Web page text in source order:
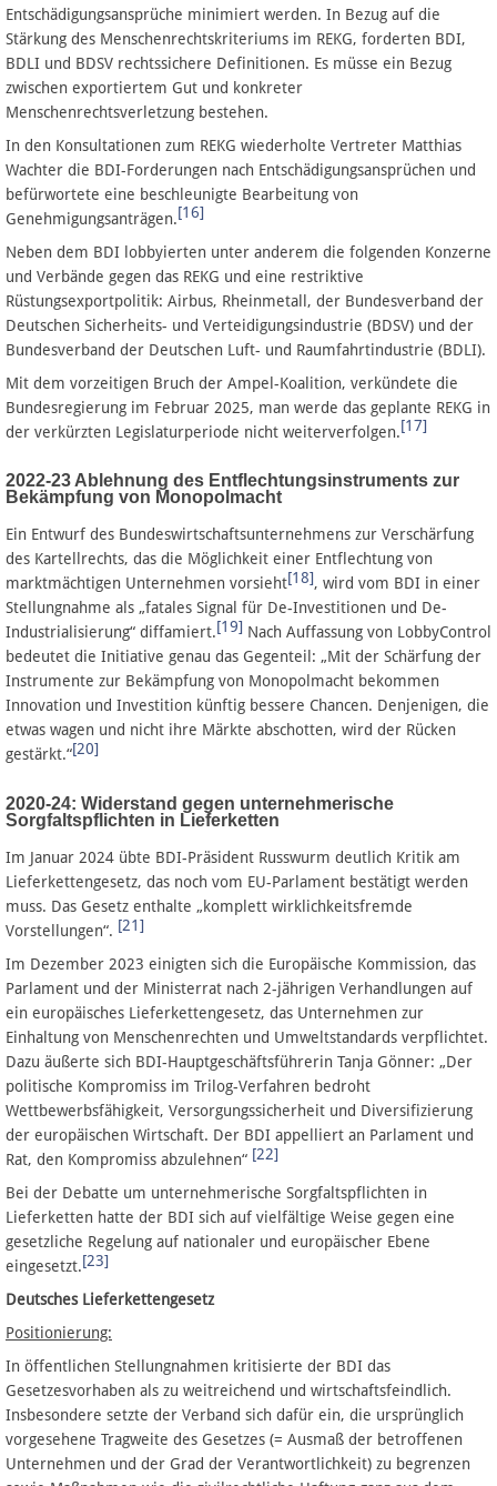
Entschädigungsansprüche minimiert werden. In Bezug auf die
Stärkung des Menschenrechtskriteriums im REKG, forderten BDI,
BDLI und BDSV rechtssichere Definitionen. Es müsse ein Bezug
zwischen exportiertem Gut und konkreter
Menschenrechtsverletzung bestehen.
In den Konsultationen zum REKG wiederholte Vertreter Matthias
Wachter die BDI-Forderungen nach Entschädigungsansprüchen und
befürwortete eine beschleunigte Bearbeitung von
Genehmigungsanträgen.[16]
Neben dem BDI lobbyierten unter anderem die folgenden Konzerne
und Verbände gegen das REKG und eine restriktive
Rüstungsexportpolitik: Airbus, Rheinmetall, der Bundesverband der
Deutschen Sicherheits- und Verteidigungsindustrie (BDSV) und der
Bundesverband der Deutschen Luft- und Raumfahrtindustrie (BDLI).
Mit dem vorzeitigen Bruch der Ampel-Koalition, verkündete die
Bundesregierung im Februar 2025, man werde das geplante REKG in
der verkürzten Legislaturperiode nicht weiterverfolgen.[17]
2022-23 Ablehnung des Entflechtungsinstruments zur
Bekämpfung von Monopolmacht
Ein Entwurf des Bundeswirtschaftsunternehmens zur Verschärfung
des Kartellrechts, das die Möglichkeit einer Entflechtung von
marktmächtigen Unternehmen vorsieht[18], wird vom BDI in einer
Stellungnahme als „fatales Signal für De-Investitionen und De-
Industrialisierung“ diffamiert.[19] Nach Auffassung von LobbyControl
bedeutet die Initiative genau das Gegenteil: „Mit der Schärfung der
Instrumente zur Bekämpfung von Monopolmacht bekommen
Innovation und Investition künftig bessere Chancen. Denjenigen, die
etwas wagen und nicht ihre Märkte abschotten, wird der Rücken
gestärkt.“[20]
2020-24: Widerstand gegen unternehmerische
Sorgfaltspflichten in Lieferketten
Im Januar 2024 übte BDI-Präsident Russwurm deutlich Kritik am
Lieferkettengesetz, das noch vom EU-Parlament bestätigt werden
muss. Das Gesetz enthalte „komplett wirklichkeitsfremde
Vorstellungen“. [21]
Im Dezember 2023 einigten sich die Europäische Kommission, das
Parlament und der Ministerrat nach 2-jährigen Verhandlungen auf
ein europäisches Lieferkettengesetz, das Unternehmen zur
Einhaltung von Menschenrechten und Umweltstandards verpflichtet.
Dazu äußerte sich BDI-Hauptgeschäftsführerin Tanja Gönner: „Der
politische Kompromiss im Trilog-Verfahren bedroht
Wettbewerbsfähigkeit, Versorgungssicherheit und Diversifizierung
der europäischen Wirtschaft. Der BDI appelliert an Parlament und
Rat, den Kompromiss abzulehnen“ [22]
Bei der Debatte um unternehmerische Sorgfaltspflichten in
Lieferketten hatte der BDI sich auf vielfältige Weise gegen eine
gesetzliche Regelung auf nationaler und europäischer Ebene
eingesetzt.[23]
Deutsches Lieferkettengesetz
Positionierung:
In öffentlichen Stellungnahmen kritisierte der BDI das
Gesetzesvorhaben als zu weitreichend und wirtschaftsfeindlich.
Insbesondere setzte der Verband sich dafür ein, die ursprünglich
vorgesehene Tragweite des Gesetzes (= Ausmaß der betroffenen
Unternehmen und der Grad der Verantwortlichkeit) zu begrenzen